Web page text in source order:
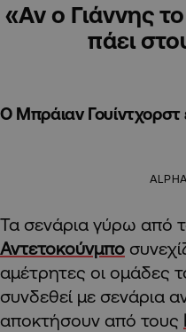
«Αν ο Γιάννης
πάει
O Μπράιαν
Τα σενάρια γύρω από
Αντετοκούνμπο
αμέτρητες οι ομάδες
συνδεθεί με σενάρια
αποκτήσουν από τους